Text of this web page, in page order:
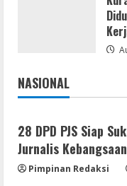
NASIONAL
Jakarta
28 DPD PJS Siap
Jurnalis
Pimpinan Redaksi